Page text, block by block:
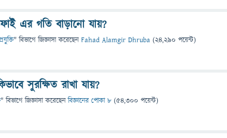
এর গতি বাড়ানো যায়?
" বিভাগে জিজ্ঞাসাকরেছেনFahad Alamgir Dhruba (24,290 পয়েন্ট)
সুরক্ষিত রাখা যায়?
" বিভাগে জিজ্ঞাসাকরেছেনবিজ্ঞানের পোকা ৮ (54,300 পয়েন্ট)